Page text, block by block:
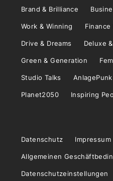
Brand & Brilliance
Work & Winning Finance
Drive & Dreams Deluxe
Green & Generation
Studio Talks AnlagePunk
Planet2050 Inspiring
Datenschutz Impressum
Allgemeinen
Datenschutzeinstellungen